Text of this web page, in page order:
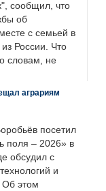
сообщил, что
об
с семьей в
России. Что
словам, не
аграриям
посетил
поля – 2026» в
обсудил с
и
Об этом